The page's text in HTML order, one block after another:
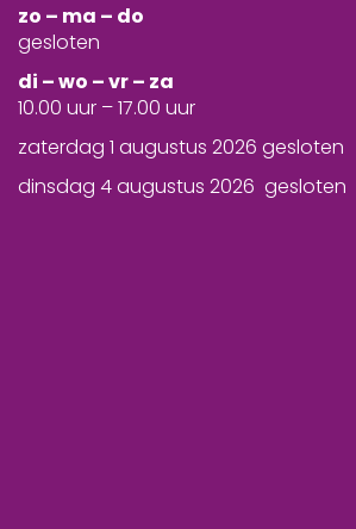
zo – ma – do
gesloten
di – wo – vr – za
10.00 uur – 17.00 uur
zaterdag 1 augustus 2026 gesloten
dinsdag 4 augustus 2026 gesloten